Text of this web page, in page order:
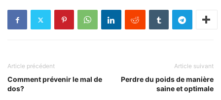
Article précédent
Comment prévenir le mal de
dos?
Article suivant
Perdre du poids de manière
saine et optimale